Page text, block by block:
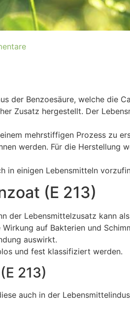
der Benzoesäure, welche die
Zusatz hergestellt. Der
mehrstiffigen Prozess zu
werden. Für die Herstellung
in einigen Lebensmitteln
(E 213)
der Lebensmittelzusatz kann als
auf Bakterien und
auswirkt.
und fest klassifiziert werden.
213)
auch in der